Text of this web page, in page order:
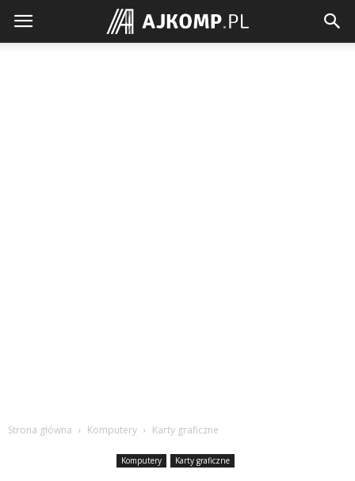
Ajkomp.pl
Strona główna Komputery Karty graficzne
Komputery Karty graficzne